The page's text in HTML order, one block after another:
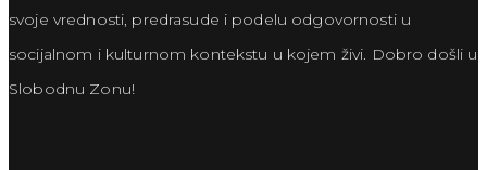
svoje vrednosti, predrasude i podelu odgovornosti u
socijalnom i kulturnom kontekstu u kojem živi. Dobro došli u
Slobodnu Zonu!